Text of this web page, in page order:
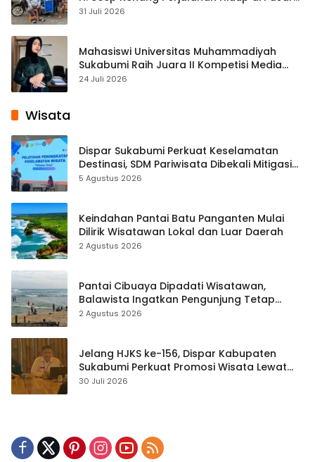
Cisaat
31 Juli 2026
Mahasiswi Universitas Muhammadiyah
Sukabumi Raih Juara II Kompetisi Media
Pembelajaran Digital Tingkat Internasional
24 Juli 2026
Wisata
Dispar Sukabumi Perkuat Keselamatan
Destinasi, SDM Pariwisata Dibekali Mitigasi
hingga Teknik Evakuasi
5 Agustus 2026
Keindahan Pantai Batu Panganten Mulai
Dilirik Wisatawan Lokal dan Luar Daerah
2 Agustus 2026
Pantai Cibuaya Dipadati Wisatawan,
Balawista Ingatkan Pengunjung Tetap
Waspada
2 Agustus 2026
Jelang HJKS ke-156, Dispar Kabupaten
Sukabumi Perkuat Promosi Wisata Lewat
Publikasi Digital
30 Juli 2026